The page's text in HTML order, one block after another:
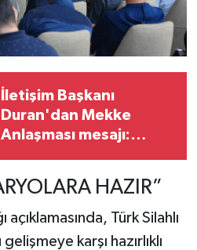
İletişim Başkanı
Duran'dan Mekke
Anlaşması mesajı:
HAZIR”
açıklamasında, Türk Silahlı
karşı hazırlıklı